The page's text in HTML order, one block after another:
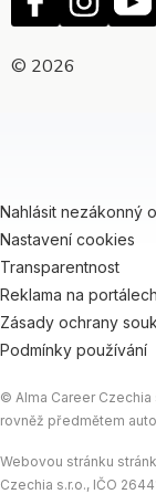
© 2026
Nahlásit nezákonný
Nastavení cookies
Transparentnost
Reklama na
Zásady ochrany
Podmínky používání
© Alma Career
rovněž předmětem
Webovou stránku
Czechia s.r.o., IČO